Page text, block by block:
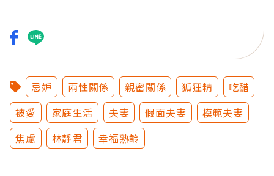
忌妒 兩性關係 親密關係 狐狸精
吃醋
被愛
家庭生活 夫妻 假面夫妻
模範夫妻
焦慮
林靜君 幸福熟齡